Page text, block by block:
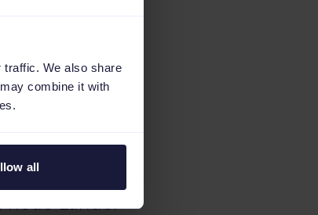
traffic. We also share
combine it with
all
Fokus auf
zu den
Insbesondere
neue Länder